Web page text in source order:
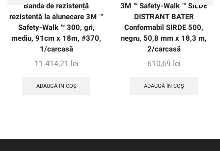
Banda de rezistență
rezistentă la alunecare 3M ™
Safety-Walk ™ 300, gri,
mediu, 91cm x 18m, #370,
1/carcasă
11.414,21 lei
ADAUGĂ ÎN COȘ
3M ™ Safety-Walk ™ SILDE
DISTRANT BATER
Conformabil SIRDE 500,
negru, 50,8 mm x 18,3 m,
2/carcasă
610,69 lei
ADAUGĂ ÎN COȘ